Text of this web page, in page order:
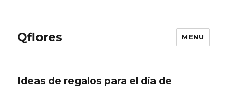
Qflores MENU
Ideas de regalos para el día de